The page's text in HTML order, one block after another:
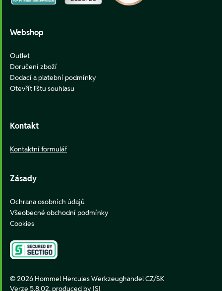
Webshop
Outlet
Doručení zboží
Dodací a platební podmínky
Otevřít lištu souhlasu
Kontakt
Kontaktní formulář
Zásady
Ochrana osobních údajů
Všeobecné obchodní podmínky
Cookies
© 2026 Hommel Hercules Werkzeughandel CZ/SK
Verze 5.8.02, produced by ISI